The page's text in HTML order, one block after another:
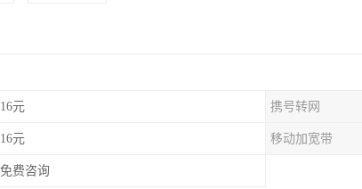
16元 携号转网
16元 移动加宽带
免费咨询